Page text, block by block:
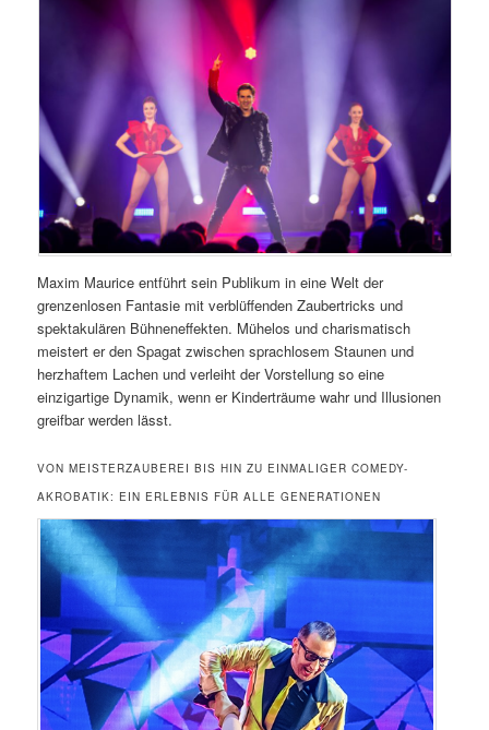
Maxim Maurice entführt sein Publikum in eine Welt der
grenzenlosen Fantasie mit verblüffenden Zaubertricks und
spektakulären Bühneneffekten. Mühelos und charismatisch
meistert er den Spagat zwischen sprachlosem Staunen und
herzhaftem Lachen und verleiht der Vorstellung so eine
einzigartige Dynamik, wenn er Kinderträume wahr und Illusionen
greifbar werden lässt.
VON MEISTERZAUBEREI BIS HIN ZU EINMALIGER COMEDY-
AKROBATIK: EIN ERLEBNIS FÜR ALLE GENERATIONEN